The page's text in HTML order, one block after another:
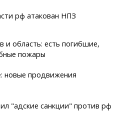
рф атакован НПЗ
и область: есть погибшие,
пожары
новые продвижения
"адские санкции" против рф